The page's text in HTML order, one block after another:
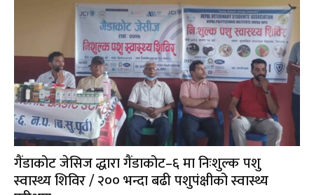
गैंडाकोट जेसिज द्धारा गैंडाकोट–६ मा निःशुल्क पशु
स्वास्थ्य शिविर / २०० भन्दा बढी पशुपंक्षीको स्वास्थ्य